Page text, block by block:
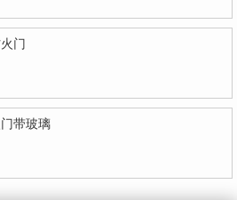
门
带玻璃